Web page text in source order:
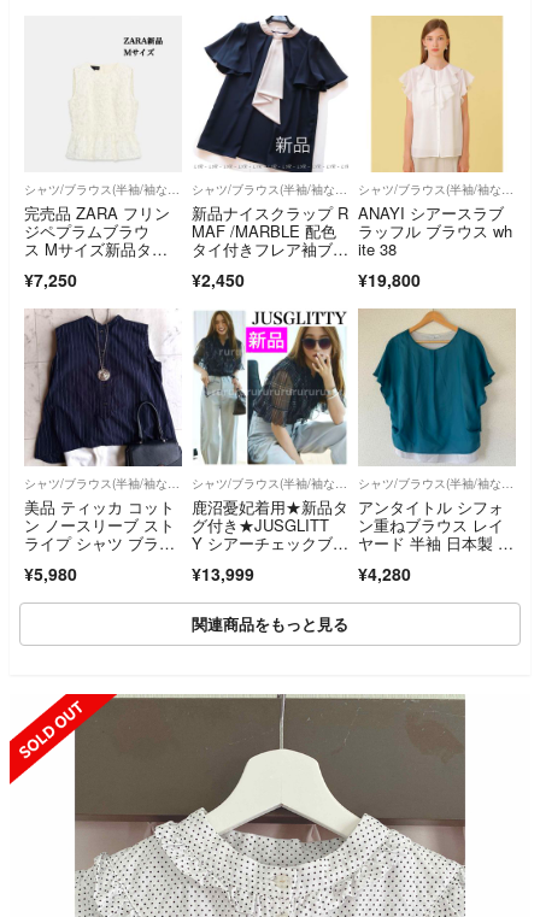
シャツ/ブラウス(半袖/袖なし)
完売品 ZARA フリン
ジペプラムブラウ
ス Mサイズ新品タグ
¥7,250
シャツ/ブラウス(半袖/袖なし)
新品ナイスクラップ R
MAF /MARBLE 配色
タイ付きフレア袖ブラ
¥2,450
シャツ/ブラウス(半袖/袖なし)
ANAYI シアースラブ
ラッフル ブラウス wh
ite 38
¥19,800
シャツ/ブラウス(半袖/袖なし)
美品 ティッカ コット
ン ノースリーブ スト
ライプ シャツ ブラウ
¥5,980
シャツ/ブラウス(半袖/袖なし)
鹿沼憂妃着用★新品タ
グ付き★JUSGLITT
Y シアーチェックブラ
¥13,999
シャツ/ブラウス(半袖/袖なし)
アンタイトル シフォ
ン重ねブラウス レイ
ヤード 半袖 日本製 ブ
¥4,280
関連商品をもっと見る
SOLD OUT